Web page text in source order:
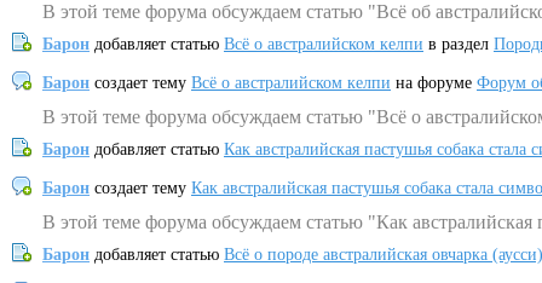
В этой теме форума обсуждаем статью "Всё об
Барон добавляет статью Всё о австралийском келпи в раздел
Барон создает тему Всё о австралийском келпи на форуме Форум
В этой теме форума обсуждаем статью "Всё о
Барон добавляет статью Как австралийская пастушья собака
Барон создает тему Как австралийская пастушья собака стала
В этой теме форума обсуждаем статью "Как
Барон добавляет статью Всё о породе австралийская овчарка (аусси)